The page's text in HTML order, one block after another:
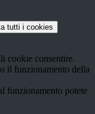
tutti i cookies
cookie consentire.
il funzionamento della
funzionamento potete